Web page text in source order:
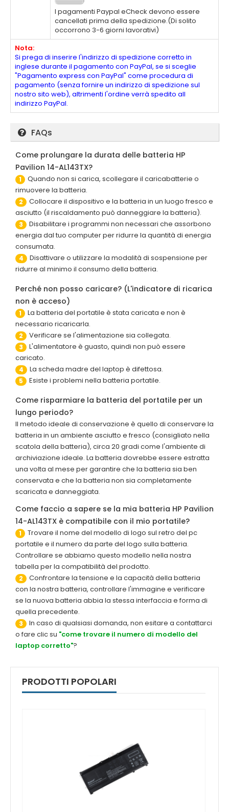
I pagamenti Paypal eCheck devono essere
cancellati prima della spedizione.(Di solito
occorrono 3-6 giorni lavorativi)
Nota:
Si prega di inserire l'indirizzo di spedizione corretto in
inglese durante il pagamento con PayPal, se si sceglie
"Pagamento express con PayPal" come procedura di
pagamento (senza fornire un indirizzo di spedizione sul
nostro sito web), altrimenti l'ordine verrà spedito all
indirizzo PayPal.
FAQs
Come prolungare la durata delle batteria HP
Pavilion 14-AL143TX?
1
Quando non si carica, scollegare il caricabatterie o
rimuovere la batteria.
2
Collocare il dispositivo e la batteria in un luogo fresco e
asciutto (il riscaldamento può danneggiare la batteria).
3
Disabilitare i programmi non necessari che assorbono
energia dal tuo computer per ridurre la quantità di energia
consumata.
4
Disattivare o utilizzare la modalità di sospensione per
ridurre al minimo il consumo della batteria.
Perché non posso caricare? (L'indicatore di ricarica
non è acceso)
1
La batteria del portatile è stata caricata e non è
necessario ricaricarla.
2 Verificare se l'alimentazione sia collegata.
3
L'alimentatore è guasto, quindi non può essere
caricato.
4 La scheda madre del laptop è difettosa.
5 Esiste i problemi nella batteria portatile.
Come risparmiare la batteria del portatile per un
lungo periodo?
Il metodo ideale di conservazione è quello di conservare la
batteria in un ambiente asciutto e fresco (consigliato nella
scatola della batteria), circa 20 gradi come l'ambiente di
archiviazione ideale. La batteria dovrebbe essere estratta
una volta al mese per garantire che la batteria sia ben
conservata e che la batteria non sia completamente
scaricata e danneggiata.
Come faccio a sapere se la mia batteria HP Pavilion
14-AL143TX è compatibile con il mio portatile?
1
Trovare il nome del modello di logo sul retro del pc
portatile e il numero da parte del logo sulla batteria.
Controllare se abbiamo questo modello nella nostra
tabella per la compatibilità del prodotto.
2
Confrontare la tensione e la capacità della batteria
con la nostra batteria, controllare l'immagine e verificare
se la nuova batteria abbia la stessa interfaccia e forma di
quella precedente.
3
In caso di qualsiasi domanda, non esitare a contattarci
o fare clic su "come trovare il numero di modello del
laptop corretto"?
PRODOTTI POPOLARI